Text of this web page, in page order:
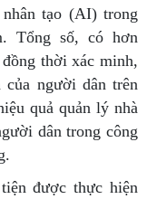
tạo (AI) trong
Tổng số, có hơn
thời xác minh,
người dân trên
quả quản lý nhà
dân trong công
được thực hiện